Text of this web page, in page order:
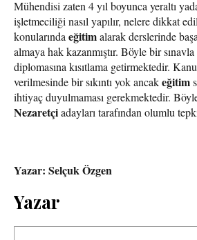
Mühendisi zaten 4 yıl boyunca yeraltı
işletmeciliği nasıl yapılır, nelere dikkat
konularında eğitimalarak derslerinde
almaya hak kazanmıştır. Böyle bir
diplomasına kısıtlama getirmektedir.
verilmesinde bir sıkıntı yok ancakeğitim
ihtiyaç duyulmaması gerekmektedir.
Nezaretçiadayları tarafından olumlu
Yazar: Selçuk Özgen
Yazar